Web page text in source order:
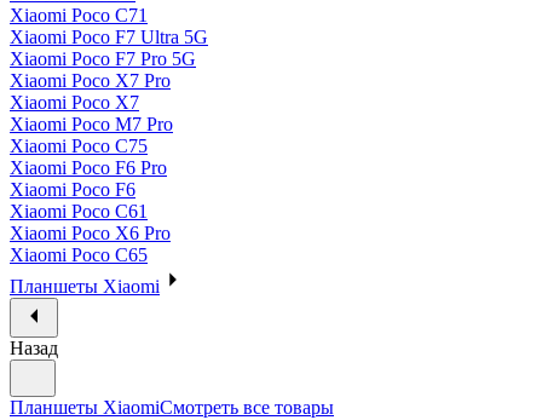
Xiaomi Poco C71
Xiaomi Poco F7 Ultra 5G
Xiaomi Poco F7 Pro 5G
Xiaomi Poco X7 Pro
Xiaomi Poco X7
Xiaomi Poco M7 Pro
Xiaomi Poco C75
Xiaomi Poco F6 Pro
Xiaomi Poco F6
Xiaomi Poco C61
Xiaomi Poco X6 Pro
Xiaomi Poco C65
Планшеты Xiaomi
Назад
Планшеты XiaomiСмотреть все товары